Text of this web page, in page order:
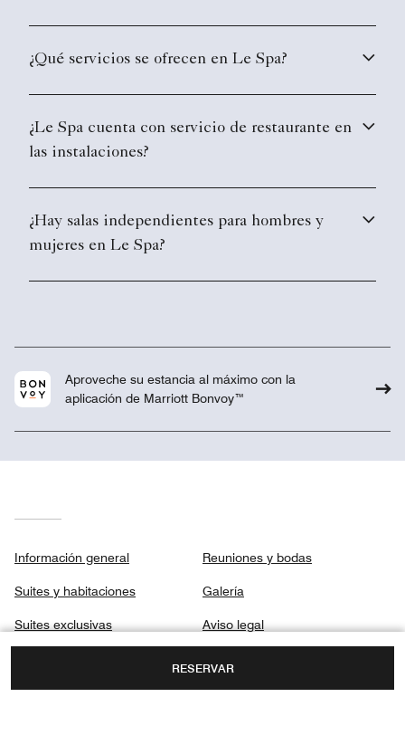
RESERVAR
¿Qué servicios se ofrecen en Le Spa?
¿Le Spa cuenta con servicio de restaurante en
las instalaciones?
¿Hay salas independientes para hombres y
mujeres en Le Spa?
Aproveche su estancia al máximo con la
aplicación de Marriott Bonvoy™
Información general
Suites y habitaciones
Suites exclusivas
Spa
Reuniones y bodas
Galería
Aviso legal